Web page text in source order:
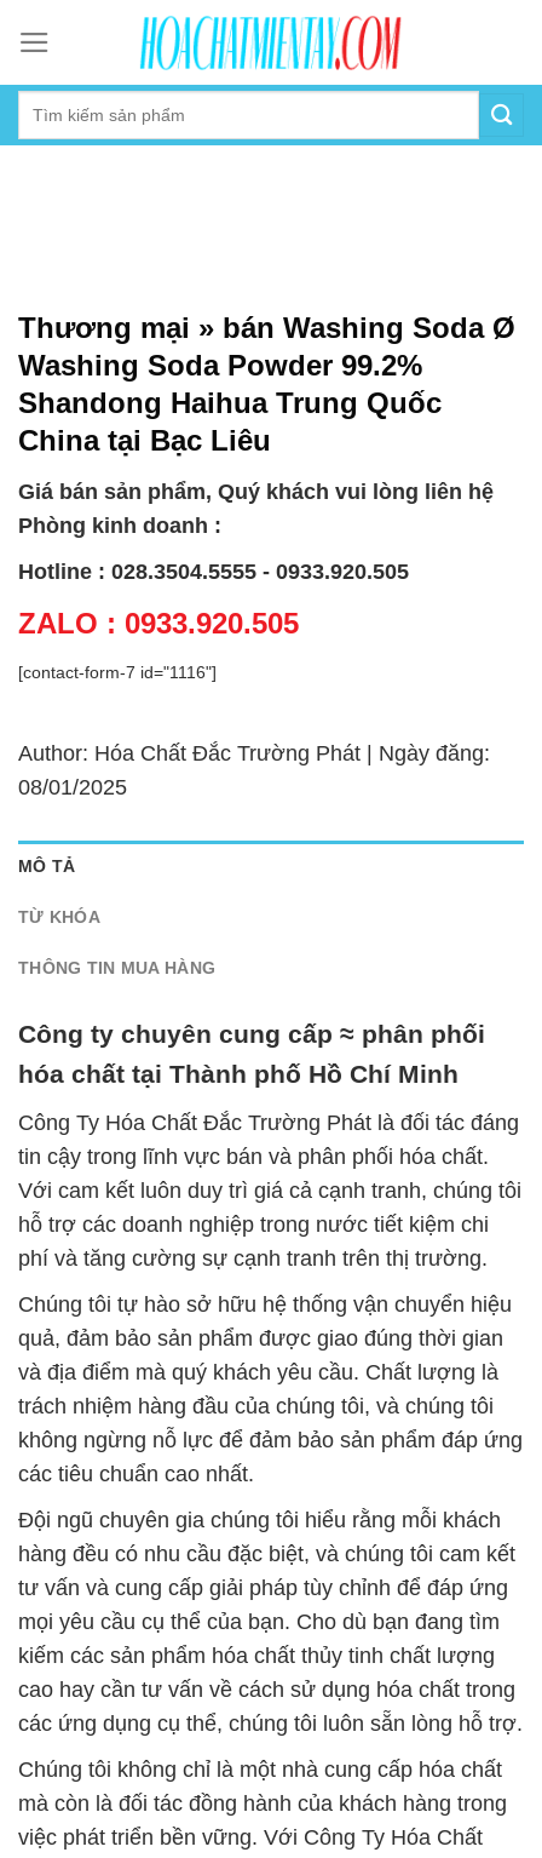
content
Thương mại » bán Washing Soda Ø
Washing Soda Powder 99.2%
Shandong Haihua Trung Quốc
China tại Bạc Liêu
Giá bán sản phẩm, Quý khách vui lòng liên hệ
Phòng kinh doanh :
Hotline : 028.3504.5555 - 0933.920.505
ZALO : 0933.920.505
[contact-form-7 id="1116"]
Author: Hóa Chất Đắc Trường Phát | Ngày đăng:
08/01/2025
MÔ TẢ
TỪ KHÓA
THÔNG TIN MUA HÀNG
Công ty chuyên cung cấp ≈ phân phối
hóa chất tại Thành phố Hồ Chí Minh
Công Ty Hóa Chất Đắc Trường Phát là đối tác đáng
tin cậy trong lĩnh vực bán và phân phối hóa chất.
Với cam kết luôn duy trì giá cả cạnh tranh, chúng tôi
hỗ trợ các doanh nghiệp trong nước tiết kiệm chi
phí và tăng cường sự cạnh tranh trên thị trường.
Chúng tôi tự hào sở hữu hệ thống vận chuyển hiệu
quả, đảm bảo sản phẩm được giao đúng thời gian
và địa điểm mà quý khách yêu cầu. Chất lượng là
trách nhiệm hàng đầu của chúng tôi, và chúng tôi
không ngừng nỗ lực để đảm bảo sản phẩm đáp ứng
các tiêu chuẩn cao nhất.
Đội ngũ chuyên gia chúng tôi hiểu rằng mỗi khách
hàng đều có nhu cầu đặc biệt, và chúng tôi cam kết
tư vấn và cung cấp giải pháp tùy chỉnh để đáp ứng
mọi yêu cầu cụ thể của bạn. Cho dù bạn đang tìm
kiếm các sản phẩm hóa chất thủy tinh chất lượng
cao hay cần tư vấn về cách sử dụng hóa chất trong
các ứng dụng cụ thể, chúng tôi luôn sẵn lòng hỗ trợ.
Chúng tôi không chỉ là một nhà cung cấp hóa chất
mà còn là đối tác đồng hành của khách hàng trong
việc phát triển bền vững. Với Công Ty Hóa Chất